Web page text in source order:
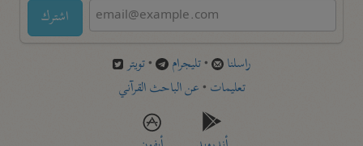
اشترك
راسلنا •تليجرام •تويتر
تعليمات •عن الباحث القرآني